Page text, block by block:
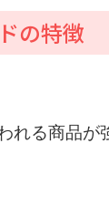
の特徴
れる商品が